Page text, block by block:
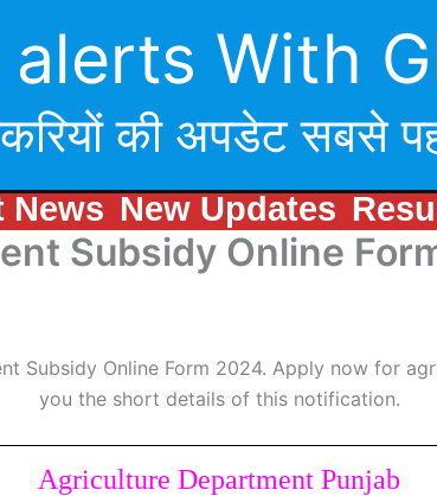
With
की अपडेट सबसे
News New Updates
Subsidy Online
Subsidy Online Form 2024. Apply now for
you the short details of this notification.
Agriculture Department Punjab